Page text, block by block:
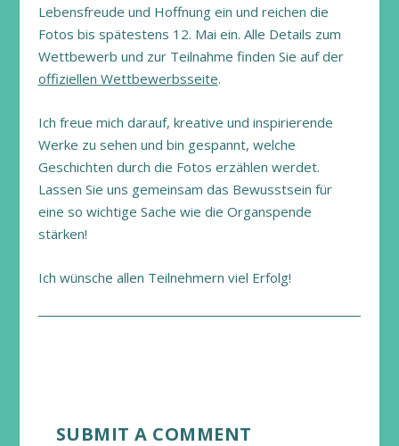
Lebensfreude und Hoffnung ein und reichen die
Fotos bis spätestens 12. Mai ein. Alle Details zum
Wettbewerb und zur Teilnahme finden Sie auf der
offiziellen Wettbewerbsseite.
Ich freue mich darauf, kreative und inspirierende
Werke zu sehen und bin gespannt, welche
Geschichten durch die Fotos erzählen werdet.
Lassen Sie uns gemeinsam das Bewusstsein für
eine so wichtige Sache wie die Organspende
stärken!
Ich wünsche allen Teilnehmern viel Erfolg!
SUBMIT A COMMENT